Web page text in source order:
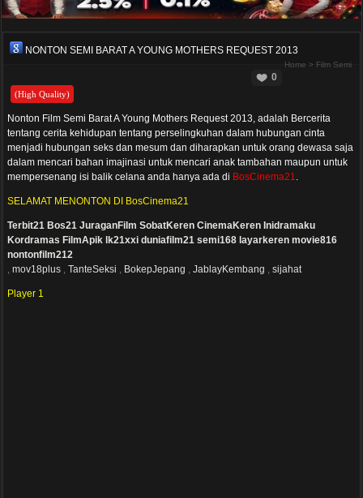
NONTON SEMI BARAT A YOUNG MOTHERS REQUEST 2013
Home > Film Semi
0
(High Quality)
Nonton Film Semi Barat A Young Mothers Request 2013, adalah Bercerita
tentang cerita kehidupan tentang perselingkuhan dalam hubungan cinta
menjadi hubungan seks dan mesum dan diharapkan untuk orang dewasa saja
dalam mencari bahan imajinasi untuk mencari anak tambahan maupun untuk
mempersenang isi balik celana anda hanya ada di BosCinema21.
SELAMAT MENONTON DI BosCinema21
Terbit21 Bos21 JuraganFilm SobatKeren CinemaKeren Inidramaku
Kordramas FilmApik lk21xxi duniafilm21 semi168 layarkeren movie816
nontonfilm212
, mov18plus , TanteSeksi , BokepJepang , JablayKembang , sijahat
Player 1